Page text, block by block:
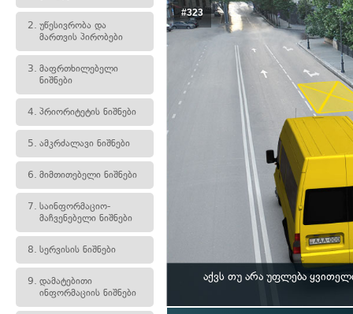
2. უწესივრობა და
მართვის პირობები
3. მაფრთხილებელი
ნიშნები
4. პრიორიტეტის ნიშნები
5. ამკრძალავი ნიშნები
6. მიმთითებელი ნიშნები
7. საინფორმაციო-
მაჩვენებელი ნიშნები
8. სერვისის ნიშნები
9. დამატებითი
ინფორმაციის ნიშნები
#323
აქვს თუ არა უფლება